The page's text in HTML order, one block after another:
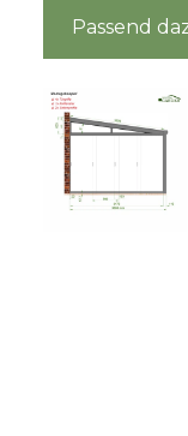
Passend